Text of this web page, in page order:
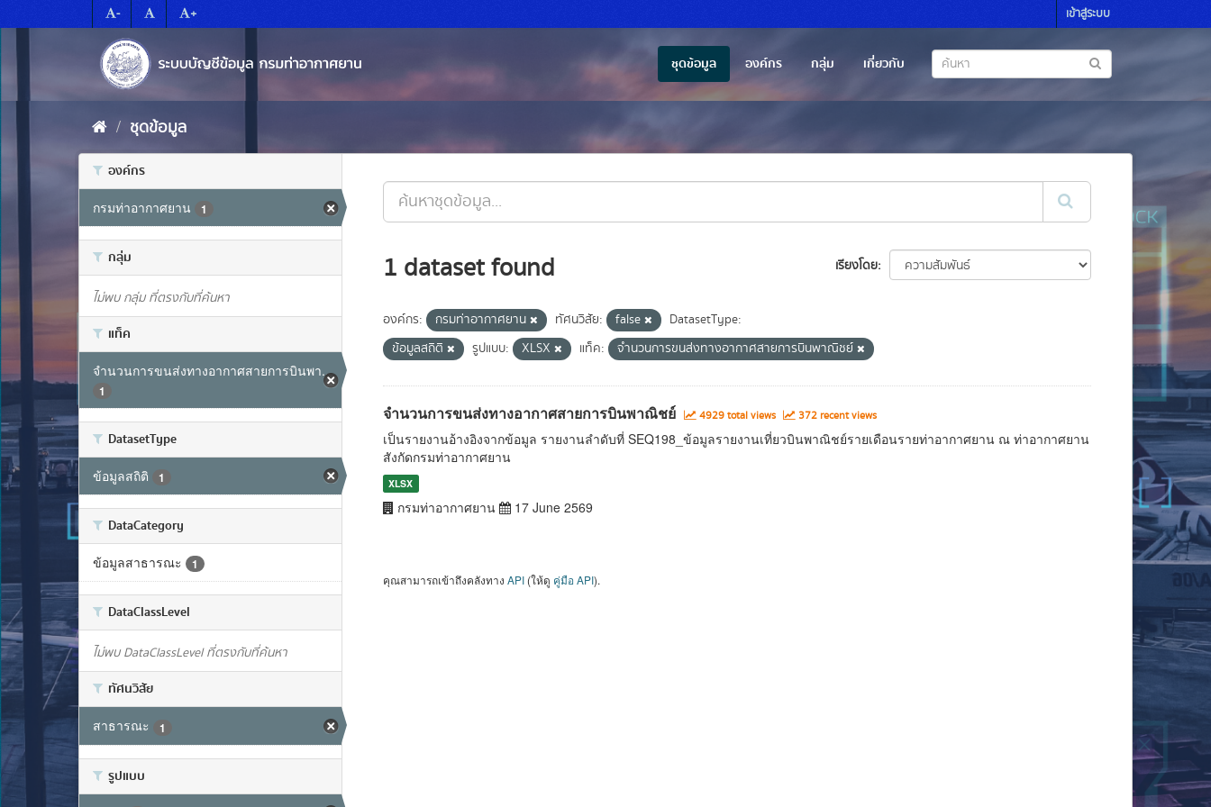
to
- + เข้าสู่ระบบ
ชุดข้อมูล องค์กร กลุ่ม เกี่ยวกับ
ชุดข้อมูล
องค์กร
กรมท่าอากาศยาน 1
กลุ่ม
ไม่พบ กลุ่ม ที่ตรงกับที่ค้นหา
แท็ค
จำนวนการขนส่งทางอากาศสายการบินพา...
1
DatasetType
ข้อมูลสถิติ 1
DataCategory
ข้อมูลสาธารณะ 1
DataClassLevel
ไม่พบ DataClassLevel ที่ตรงกับที่ค้นหา
ทัศนวิสัย
สาธารณะ 1
รูปแบบ
เรียงโดย
1 dataset found
องค์กร: กรมท่าอากาศยาน ทัศนวิสัย: false
DatasetType:
ข้อมูลสถิติ
รูปแบบ: XLSX แท็ค: จำนวนการขนส่งทางอากาศสายการบินพาณิชย์
จำนวนการขนส่งทางอากาศสายการบินพาณิชย์ 4929 total views 372 recent views
เป็นรายงานอ้างอิงจากข้อมูล รายงานลำดับที่ SEQ198_ข้อมูลรายงานเที่ยวบินพาณิชย์รายเดือนรายท่าอากาศยาน ณ ท่าอากาศยาน
สังกัดกรมท่าอากาศยาน
XLSX
กรมท่าอากาศยาน 17 June 2569
คุณสามารถเข้าถึงคลังทาง API (ให้ดู คู่มือ API).